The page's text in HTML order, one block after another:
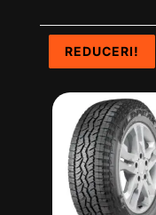
REDUCERI!
REDUCERI!
REDUCERI!
REDUCERI!